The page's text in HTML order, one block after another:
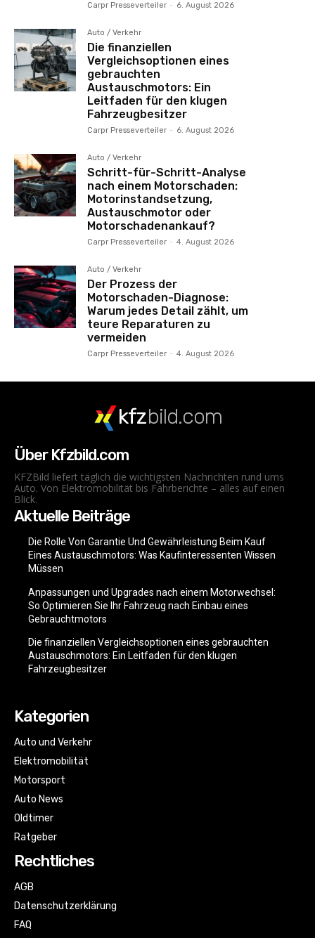
Carpr Presseverteiler - 6. August 2026
Auto / Verkehr
Die finanziellen
Vergleichsoptionen eines
gebrauchten
Austauschmotors: Ein
Leitfaden für den klugen
Fahrzeugbesitzer
Carpr Presseverteiler - 6. August 2026
Auto / Verkehr
Schritt-für-Schritt-Analyse
nach einem Motorschaden:
Motorinstandsetzung,
Austauschmotor oder
Motorschadenankauf?
Carpr Presseverteiler - 4. August 2026
Auto / Verkehr
Der Prozess der
Motorschaden-Diagnose:
Warum jedes Detail zählt, um
teure Reparaturen zu
vermeiden
Carpr Presseverteiler - 4. August 2026
kfzbild.com
Über Kfzbild.com
KFZBild liefert täglich die wichtigsten Nachrichten rund ums
Auto. Von Elektromobilität bis Fahrberichte – alles auf einen
Blick.
Aktuelle Beiträge
Die Rolle Von Garantie Und Gewährleistung Beim Kauf
Eines Austauschmotors: Was Kaufinteressenten Wissen
Müssen
Anpassungen und Upgrades nach einem Motorwechsel:
So Optimieren Sie Ihr Fahrzeug nach Einbau eines
Gebrauchtmotors
Die finanziellen Vergleichsoptionen eines gebrauchten
Austauschmotors: Ein Leitfaden für den klugen
Fahrzeugbesitzer
Kategorien
Auto und Verkehr
Elektromobilität
Motorsport
Auto News
Oldtimer
Ratgeber
Rechtliches
AGB
Datenschutzerklärung
FAQ